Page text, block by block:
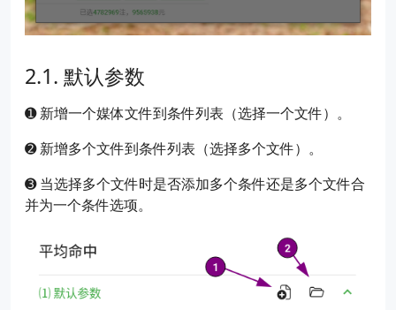
默认参数
➊ 新增一个媒体文件到条件列表（选择一个文件）。
➋ 新增多个文件到条件列表（选择多个文件）。
➌ 当选择多个文件时是否添加多个条件还是多个文件合
并为一个条件选项。